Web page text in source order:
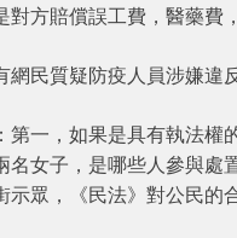
方賠償誤工費，醫藥費
民質疑防疫人員涉嫌違
第一，如果是具有執法權
名女子，是哪些人參與
眾，《民法》對公民的